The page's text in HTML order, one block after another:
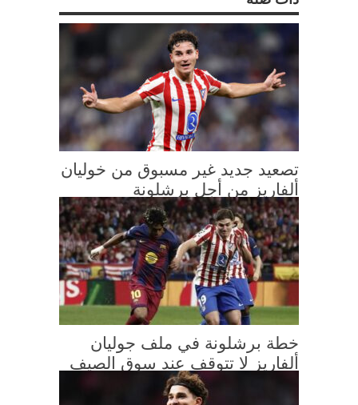
تصعيد جديد غير مسبوق من خوليان
ألفاريز من أجل برشلونة
خطة برشلونة في ملف جوليان
ألفاريز لا تتوقف عند سوق الصيف